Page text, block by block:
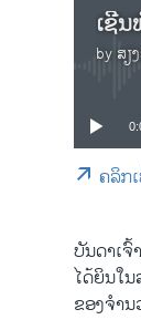
by ສຽ
ຄລິກ
ບັນດາເ
ໄດ້ຍິນໃ
ຂອງຈຳ